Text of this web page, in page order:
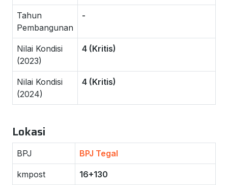
Tahun
Pembangunan
-
Nilai Kondisi
(2023)
4 (Kritis)
Nilai Kondisi
(2024)
4 (Kritis)
Lokasi
BPJ BPJ Tegal
kmpost 16+130